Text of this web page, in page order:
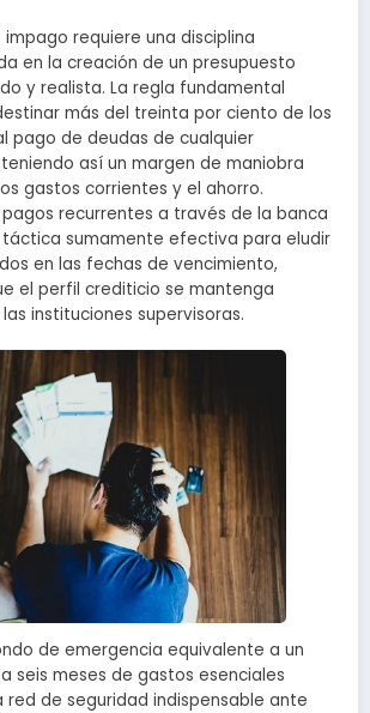
requiere una disciplina
en la creación de un presupuesto
y realista. La regla fundamental
más del treinta por ciento de los
pago de deudas de cualquier
así un margen de maniobra
gastos corrientes y el ahorro.
recurrentes a través de la banca
sumamente efectiva para eludir
en las fechas de vencimiento,
el perfil crediticio se mantenga
instituciones supervisoras.
de emergencia equivalente a un
seis meses de gastos esenciales
red de seguridad indispensable ante